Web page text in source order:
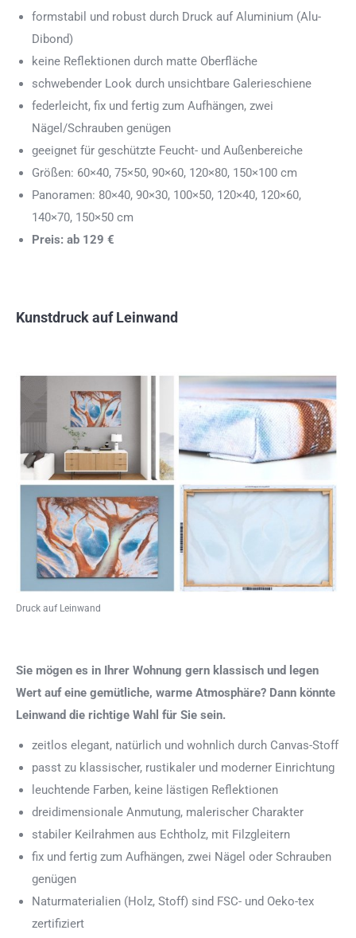
formstabil und robust durch Druck auf Aluminium (Alu-
Dibond)
keine Reflektionen durch matte Oberfläche
schwebender Look durch unsichtbare Galerieschiene
federleicht, fix und fertig zum Aufhängen, zwei
Nägel/Schrauben genügen
geeignet für geschützte Feucht- und Außenbereiche
Größen: 60×40, 75×50, 90×60, 120×80, 150×100 cm
Panoramen: 80×40, 90×30, 100×50, 120×40, 120×60,
140×70, 150×50 cm
Preis: ab 129 €
Kunstdruck auf Leinwand
Druck auf Leinwand
Sie mögen es in Ihrer Wohnung gern klassisch und legen
Wert auf eine gemütliche, warme Atmosphäre? Dann könnte
Leinwand die richtige Wahl für Sie sein.
zeitlos elegant, natürlich und wohnlich durch Canvas-Stoff
passt zu klassischer, rustikaler und moderner Einrichtung
leuchtende Farben, keine lästigen Reflektionen
dreidimensionale Anmutung, malerischer Charakter
stabiler Keilrahmen aus Echtholz, mit Filzgleitern
fix und fertig zum Aufhängen, zwei Nägel oder Schrauben
genügen
Naturmaterialien (Holz, Stoff) sind FSC- und Oeko-tex
zertifiziert